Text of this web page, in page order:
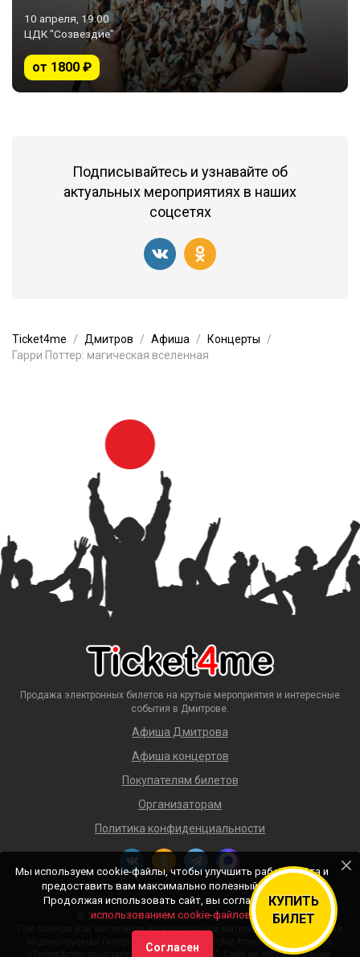
КУПИТЬ
БИЛЕТ
10 апреля, 19:00
ЦДК "Созвездие"
от 1800 ₽
Подписывайтесь и узнавайте об
актуальных мероприятиях в наших
соцсетях
Ticket4me Дмитров Афиша
Концерты
Гарри Поттер: магическая вселенная
Продажа электронных билетов на крутые мероприятия и интересные
события в Дмитрове.
Афиша Дмитрова
Афиша концертов
Покупателям билетов
Организаторам
Политика конфиденциальности
© 2018 — 2026 Афиша и билеты «Ticket4me»
При полном или частичном использовании материалов сайта прямая
индексируемая гиперссылка на https://ticket4me.ru/ обязательна.
«Ticket4me» означает "Билеты для меня". Сайт на русском языке.
Мы используем cookie-файлы, чтобы улучшить работу сайта и
предоставить вам максимально полезный контент.
Продолжая использовать сайт, вы соглашаетесь с
использованием cookie-файлов.
Согласен